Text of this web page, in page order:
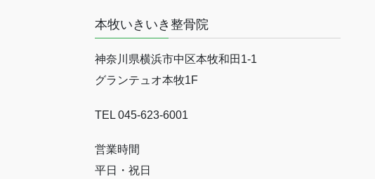
本牧いきいき整骨院
神奈川県横浜市中区本牧和田1-1
グランテュオ本牧1F
TEL 045-623-6001
営業時間
平日・祝日